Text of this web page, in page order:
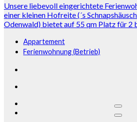
Unsere liebevoll eingerichtete
einer kleinen Hofreite (´s
Odenwald) bietet auf 55 qm Platz für 2
Appartement
Ferienwohnung (Betrieb)